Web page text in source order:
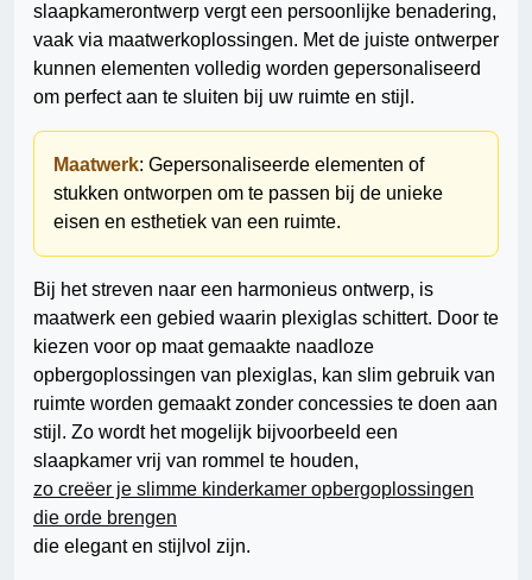
slaapkamerontwerp vergt een persoonlijke benadering,
vaak via maatwerkoplossingen. Met de juiste ontwerper
kunnen elementen volledig worden gepersonaliseerd
om perfect aan te sluiten bij uw ruimte en stijl.
Maatwerk: Gepersonaliseerde elementen of
stukken ontworpen om te passen bij de unieke
eisen en esthetiek van een ruimte.
Bij het streven naar een harmonieus ontwerp, is
maatwerk een gebied waarin plexiglas schittert. Door te
kiezen voor op maat gemaakte naadloze
opbergoplossingen van plexiglas, kan slim gebruik van
ruimte worden gemaakt zonder concessies te doen aan
stijl. Zo wordt het mogelijk bijvoorbeeld een
slaapkamer vrij van rommel te houden,
zo creëer je slimme kinderkamer opbergoplossingen
die orde brengen
die elegant en stijlvol zijn.